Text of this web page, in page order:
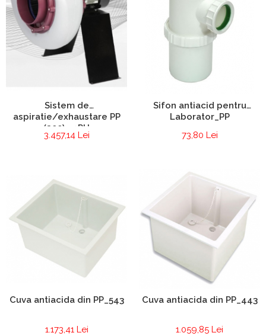
Sistem de
aspiratie/exhaustare PP
(200) - 3PH
3.457,14 Lei
Sifon antiacid pentru
Laborator_PP
73,80 Lei
Cuva antiacida din PP_543
1.173,41 Lei
Cuva antiacida din PP_443
1.059,85 Lei